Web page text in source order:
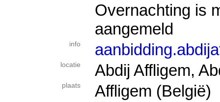
Overnachting is
aangemeld
info
locatie Abdij Affligem,
plaats Affligem (België)